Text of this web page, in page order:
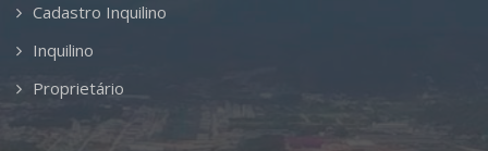
Cadastro Inquilino
Inquilino
Proprietário